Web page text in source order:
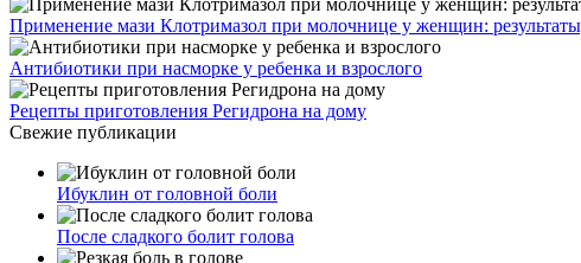
Применение мази Клотримазол при молочнице у женщин:
Антибиотики при насморке у ребенка и взрослого
Рецепты приготовления Регидрона на дому
Свежие публикации
Ибуклин от головной боли
После сладкого болит голова